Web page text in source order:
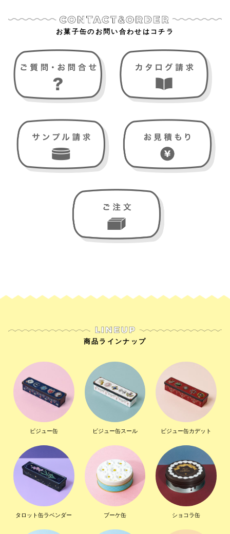
お菓子缶のお問い合わせはコチラ
商品ラインナップ
ビジュー缶 ビジュー缶スール ビジュー缶カデット
タロット缶ラベンダー ブーケ缶 ショコラ缶